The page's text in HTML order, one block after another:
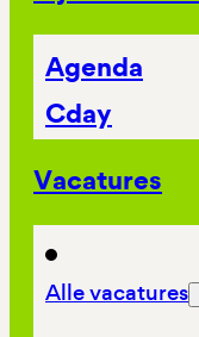
Agenda
Cday
Vacatures
Alle vacatures